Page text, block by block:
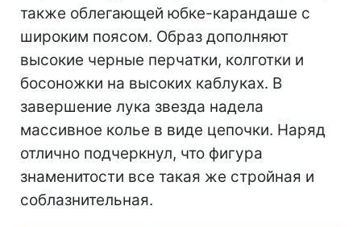
также облегающей юбке-карандаше с
широким поясом. Образ дополняют
высокие черные перчатки, колготки и
босоножки на высоких каблуках. В
завершение лука звезда надела
массивное колье в виде цепочки. Наряд
отлично подчеркнул, что фигура
знаменитости все такая же стройная и
соблазнительная.